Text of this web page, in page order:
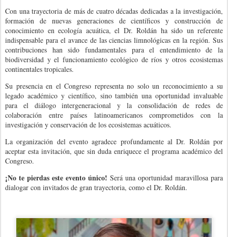
Con una trayectoria de más de cuatro décadas dedicadas a la investigación,
formación de nuevas generaciones de científicos y construcción de
conocimiento en ecología acuática, el Dr. Roldán ha sido un referente
indispensable para el avance de las ciencias limnológicas en la región. Sus
contribuciones han sido fundamentales para el entendimiento de la
biodiversidad y el funcionamiento ecológico de ríos y otros ecosistemas
continentales tropicales.
Su presencia en el Congreso representa no solo un reconocimiento a su
legado académico y científico, sino también una oportunidad invaluable
para el diálogo intergeneracional y la consolidación de redes de
colaboración entre países latinoamericanos comprometidos con la
investigación y conservación de los ecosistemas acuáticos.
La organización del evento agradece profundamente al Dr. Roldán por
aceptar esta invitación, que sin duda enriquece el programa académico del
Congreso.
¡No te pierdas este evento único! Será una oportunidad maravillosa para
dialogar con invitados de gran trayectoria, como el Dr. Roldán.